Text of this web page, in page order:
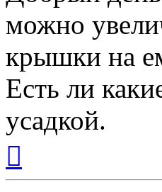
можно
крышки на
Есть ли
усадкой.
началу